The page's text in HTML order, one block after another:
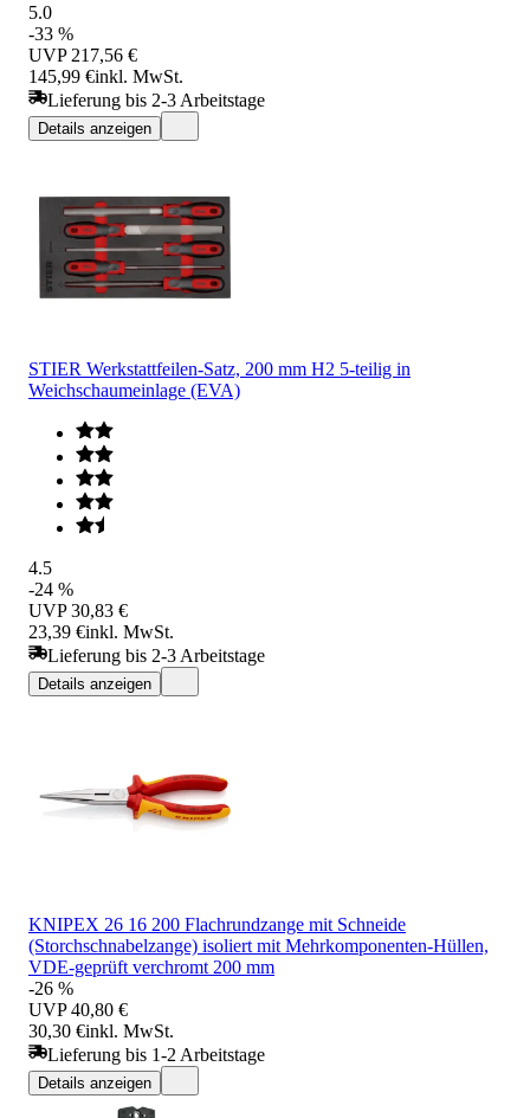
5.0
-33 %
UVP 217,56 €
145,99 €inkl. MwSt.
Lieferung bis 2-3 Arbeitstage
Details anzeigen
STIER Werkstattfeilen-Satz, 200 mm H2 5-teilig in
Weichschaumeinlage (EVA)
4.5
-24 %
UVP 30,83 €
23,39 €inkl. MwSt.
Lieferung bis 2-3 Arbeitstage
Details anzeigen
KNIPEX 26 16 200 Flachrundzange mit Schneide
(Storchschnabelzange) isoliert mit Mehrkomponenten-Hüllen,
VDE-geprüft verchromt 200 mm
-26 %
UVP 40,80 €
30,30 €inkl. MwSt.
Lieferung bis 1-2 Arbeitstage
Details anzeigen